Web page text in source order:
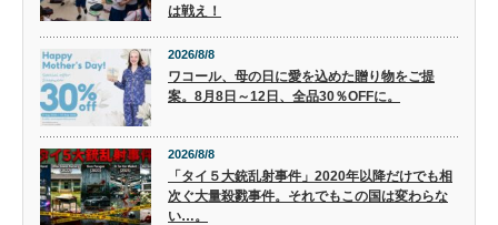
は戦え！
2026/8/8
ワコール、母の日に愛を込めた贈り物をご提
案。8月8日～12日、全品30％OFFに。
2026/8/8
「タイ５大銃乱射事件」2020年以降だけでも相
次ぐ大量殺戮事件。それでもこの国は変わらな
い…。